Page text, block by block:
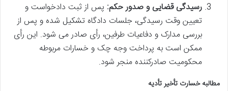
رسیدگی قضایی و صدور حکم: پس از ثبت دادخواست و
تعیین وقت رسیدگی، جلسات دادگاه تشکیل شده و پس از
بررسی مدارک و دفاعیات طرفین، رأی صادر می شود. این رأی
ممکن است به پرداخت وجه چک و خسارات مربوطه
محکومیت صادرکننده منجر شود.
مطالبه خسارت تأخیر تأدیه